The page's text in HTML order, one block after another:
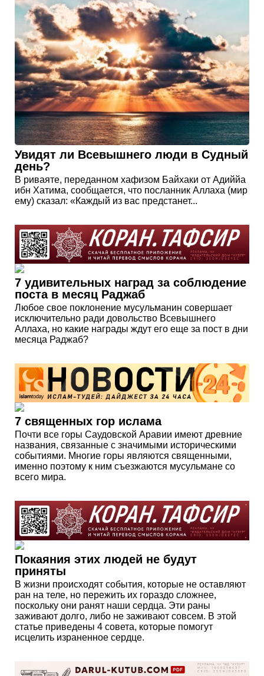
Увидят ли Всевышнего люди в Судный
день?
В риваяте, переданном хафизом Байхаки от Адиййа
ибн Хатима, сообщается, что посланник Аллаха (мир
ему) сказал: «Каждый из вас предстанет...
7 удивительных наград за соблюдение
поста в месяц Раджаб
Любое свое поклонение мусульманин совершает
исключительно ради довольство Всевышнего
Аллаха, но какие награды ждут его еще за пост в дни
месяца Раджаб?
7 священных гор ислама
Почти все горы Саудовской Аравии имеют древние
названия, связанные с значимыми историческими
событиями. Многие горы являются священными,
именно поэтому к ним съезжаются мусульмане со
всего мира.
Покаяния этих людей не будут
приняты
В жизни происходят события, которые не оставляют
ран на теле, но пережить их гораздо сложнее,
поскольку они ранят наши сердца. Эти раны
заживают долго, либо не заживают совсем. В этой
статье приведены 4 совета, которые помогут
исцелить израненное сердце.